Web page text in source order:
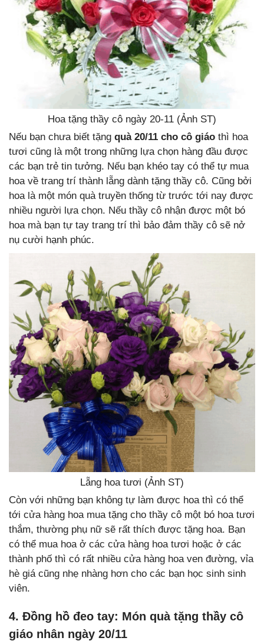
Hoa tặng thầy cô ngày 20-11 (Ảnh ST)
Nếu bạn chưa biết tặng quà 20/11 cho cô giáo thì hoa
tươi cũng là một trong những lựa chọn hàng đầu được
các bạn trẻ tin tưởng. Nếu bạn khéo tay có thể tự mua
hoa về trang trí thành lẵng dành tặng thầy cô. Cũng bởi
hoa là một món quà truyền thống từ trước tới nay được
nhiều người lựa chọn. Nếu thầy cô nhận được một bó
hoa mà bạn tự tay trang trí thì bảo đảm thầy cô sẽ nở
nụ cười hạnh phúc.
Lẵng hoa tươi (Ảnh ST)
Còn với những bạn không tự làm được hoa thì có thể
tới cửa hàng hoa mua tặng cho thầy cô một bó hoa tươi
thắm, thường phụ nữ sẽ rất thích được tặng hoa. Bạn
có thể mua hoa ở các cửa hàng hoa tươi hoặc ở các
thành phố thì có rất nhiều cửa hàng hoa ven đường, vỉa
hè giá cũng nhẹ nhàng hơn cho các bạn học sinh sinh
viên.
4. Đồng hồ đeo tay: Món quà tặng thầy cô
giáo nhân ngày 20/11